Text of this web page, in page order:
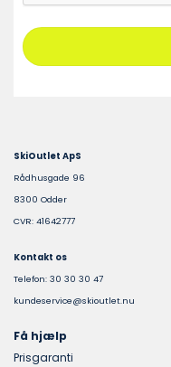
SkiOutlet ApS
Rådhusgade 96
8300 Odder
CVR: 41642777
Kontakt os
Telefon: 30 30 30 47
kundeservice@skioutlet.nu
Få hjælp
Prisgaranti